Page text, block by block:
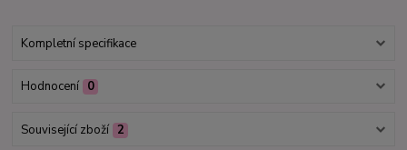
Kompletní specifikace
Hodnocení 0
Související zboží 2